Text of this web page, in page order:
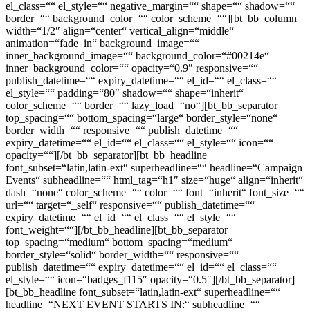
Events“ subheadline=““ html_tag=“h1″ size=“huge“ align=“inherit“
dash=“none“ color_scheme=““ color=““ font=“inherit“ font_size=““
url=““ target=“_self“ responsive=““ publish_datetime=““
expiry_datetime=““ el_id=““ el_class=““ el_style=““
font_weight=““][/bt_bb_headline][bt_bb_separator
top_spacing=“medium“ bottom_spacing=“medium“
border_style=“solid“ border_width=““ responsive=““
publish_datetime=““ expiry_datetime=““ el_id=““ el_class=““
el_style=““ icon=“badges_f115″ opacity=“0.5″][/bt_bb_separator]
[bt_bb_headline font_subset=“latin,latin-ext“ superheadline=““
headline=“NEXT EVENT STARTS IN:“ subheadline=““